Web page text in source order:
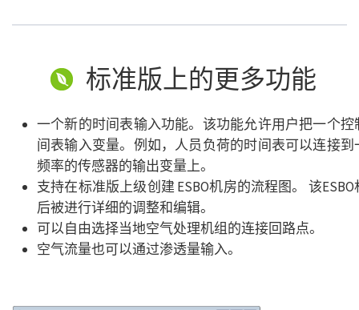
标准版上的更多功能
一个新的时间表输入功能。该功能允许用户把一个
间表输入变量。例如，人员负荷的时间表可以连接
频率的传感器的输出变量上。
支持在标准版上级创建 ESBO机房的流程图。 该
后被进行详细的调整和编辑。
可以自由选择当地空气处理机组的连接回路点。
空气流量也可以通过渗透量输入。